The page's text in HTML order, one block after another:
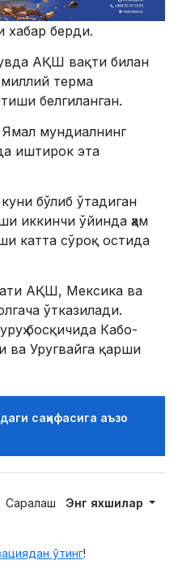
хабар берди.
АҚШ вақти билан
терма
белгиланган.
мундиалнинг
иштирок эта
бўлиб ўтадиган
иккинчи ўйинда ҳам
катта сўроқ остида
АҚШ, Мексика ва
ўтказилади.
босқичида Кабо-
ва Уругвайга қарши
саҳифасига аъзо
Саралаш Энг яхшилар
ўтинг!